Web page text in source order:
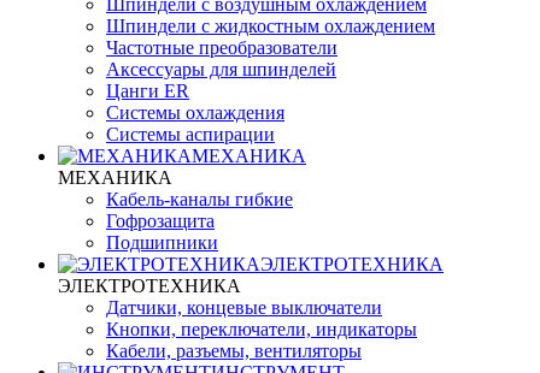
Шпиндели с воздушным охлаждением
Шпиндели с жидкостным охлаждением
Частотные преобразователи
Аксессуары для шпинделей
Цанги ER
Системы охлаждения
Системы аспирации
МЕХАНИКА
МЕХАНИКА
Кабель-каналы гибкие
Гофрозащита
Подшипники
ЭЛЕКТРОТЕХНИКА
ЭЛЕКТРОТЕХНИКА
Датчики, концевые выключатели
Кнопки, переключатели, индикаторы
Кабели, разъемы, вентиляторы